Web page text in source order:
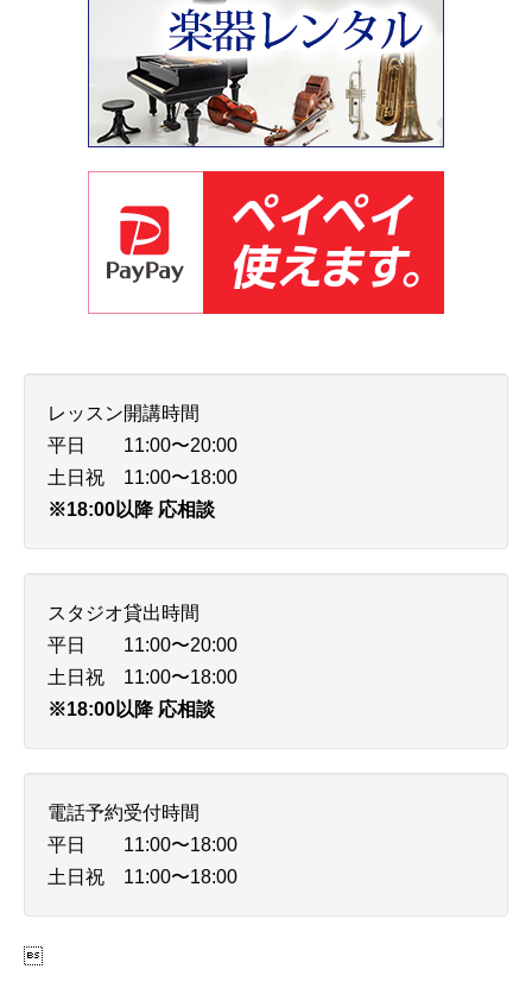
レッスン開講時間
平日 11:00〜20:00
土日祝 11:00〜18:00
※18:00以降 応相談
スタジオ貸出時間
平日 11:00〜20:00
土日祝 11:00〜18:00
※18:00以降 応相談
電話予約受付時間
平日 11:00〜18:00
土日祝 11:00〜18:00
